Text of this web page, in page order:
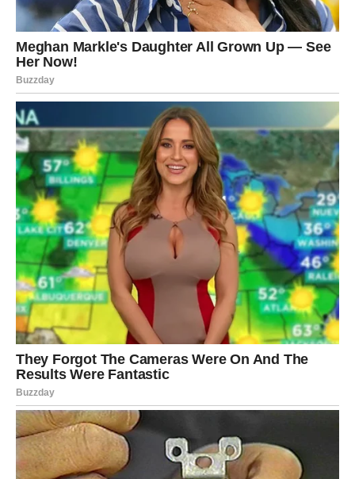
maslinovo ulje
poučiti
Pripremite krompir:
Krompir oguliti i krupno naribati.
Naribani krumpir potopite u zdjelu hladne vode oko 15 minuta
kako biste uklonili višak škroba.
Prženo povrće:
Zagrijte malo maslinovog ulja u tavi na srednje jakoj vatri.
Pirjajte poriluk ili luk narezan na kockice dok ne porumene,
oko 2-3 minute.
Skuhajte krumpir:
Naribani krumpir ocijedite i dodajte u lonac s pirjanim
porilukom.
Posolite i popaprite.
Kuhajte još 5 minuta, a zatim maknite s vatre.
Pomiješajte povrće i krumpir:
U većoj zdjeli pomiješajte kuhani krumpir i pirjani poriluk ili luk.